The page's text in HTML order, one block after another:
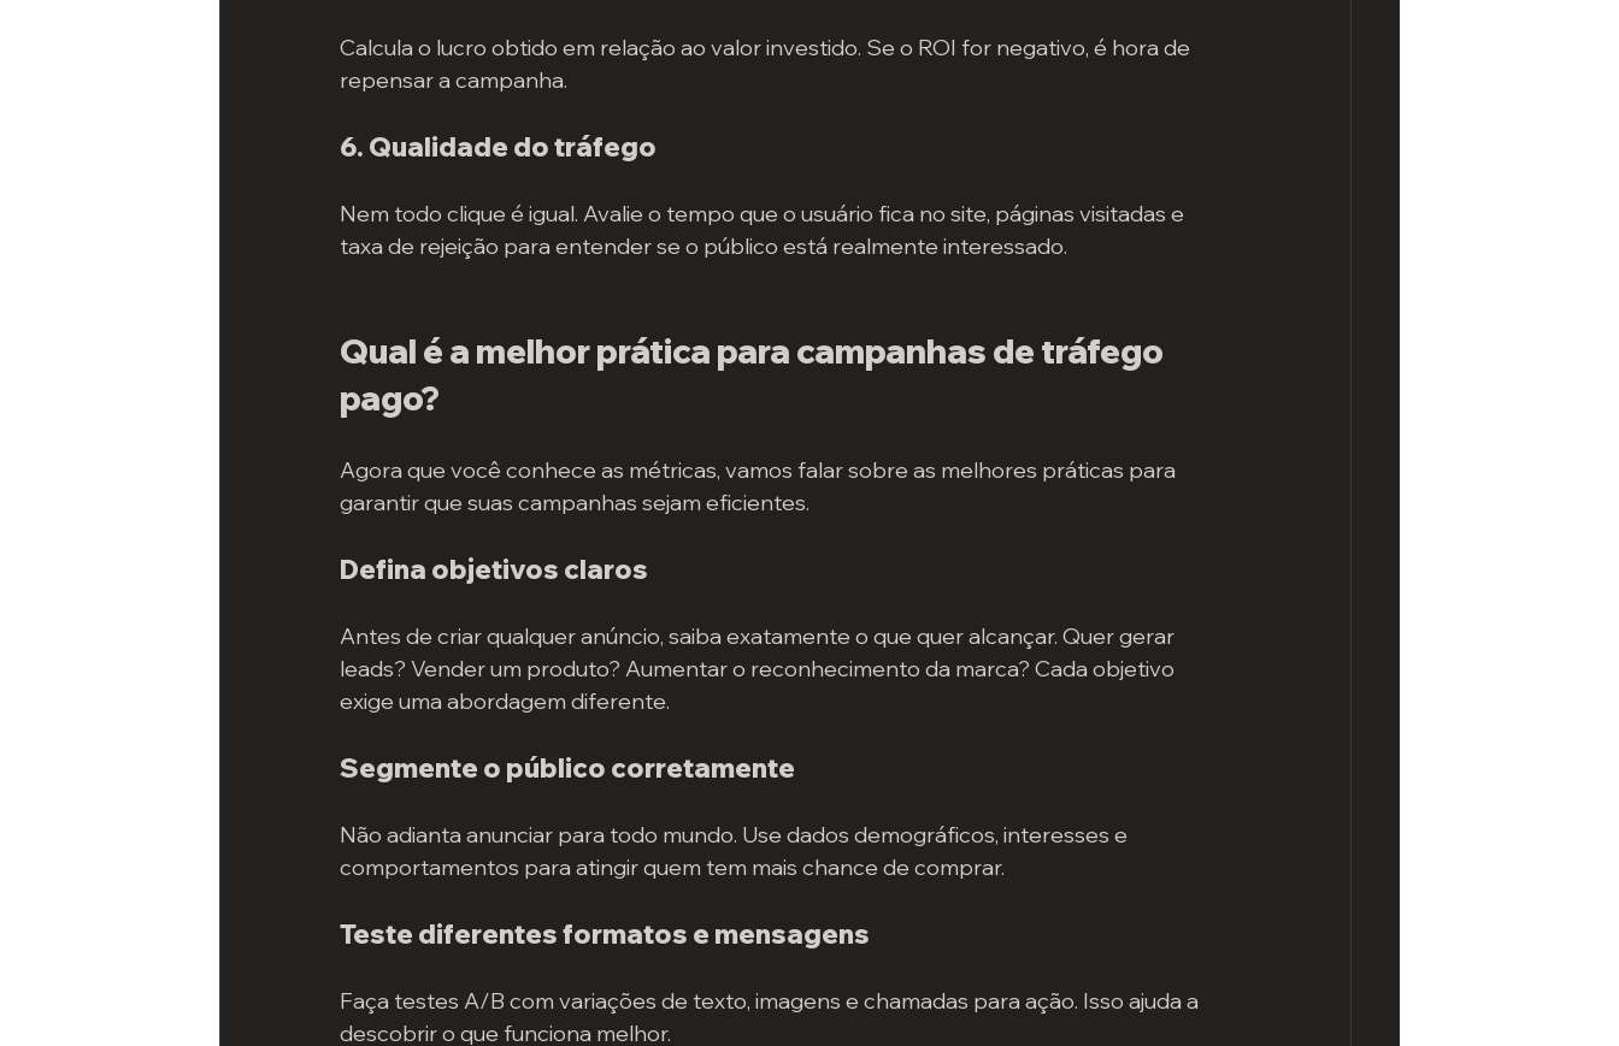
Calcula o lucro obtido em relação ao valor investido. Se o ROI for negativo, é hora de
repensar a campanha.
6. Qualidade do tráfego
Nem todo clique é igual. Avalie o tempo que o usuário fica no site, páginas visitadas e
taxa de rejeição para entender se o público está realmente interessado.
Qual é a melhor prática para campanhas de tráfego
pago?
Agora que você conhece as métricas, vamos falar sobre as melhores práticas para
garantir que suas campanhas sejam eficientes.
Defina objetivos claros
Antes de criar qualquer anúncio, saiba exatamente o que quer alcançar. Quer gerar
leads? Vender um produto? Aumentar o reconhecimento da marca? Cada objetivo
exige uma abordagem diferente.
Segmente o público corretamente
Não adianta anunciar para todo mundo. Use dados demográficos, interesses e
comportamentos para atingir quem tem mais chance de comprar.
Teste diferentes formatos e mensagens
Faça testes A/B com variações de texto, imagens e chamadas para ação. Isso ajuda a
descobrir o que funciona melhor.